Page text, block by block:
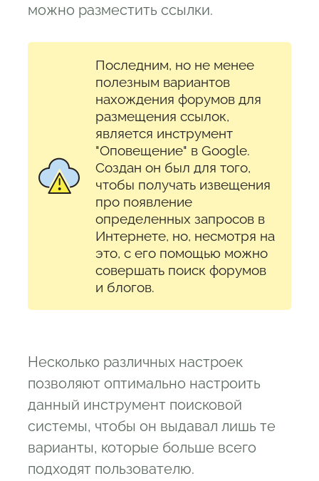
можно разместить ссылки.
Последним, но не менее
полезным вариантов
нахождения форумов для
размещения ссылок,
является инструмент
"Оповещение" в Google.
Создан он был для того,
чтобы получать извещения
про появление
определенных запросов в
Интернете, но, несмотря на
это, с его помощью можно
совершать поиск форумов
и блогов.
Несколько различных настроек
позволяют оптимально настроить
данный инструмент поисковой
системы, чтобы он выдавал лишь те
варианты, которые больше всего
подходят пользователю.